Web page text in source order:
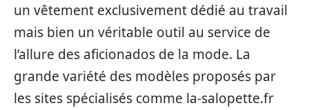
un vêtement exclusivement dédié au travail
mais bien un véritable outil au service de
l’allure des aficionados de la mode. La
grande variété des modèles proposés par
les sites spécialisés comme la-salopette.fr